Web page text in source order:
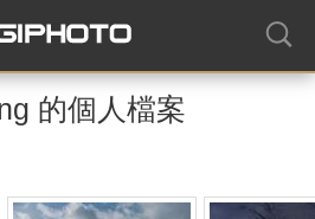
的個人檔案